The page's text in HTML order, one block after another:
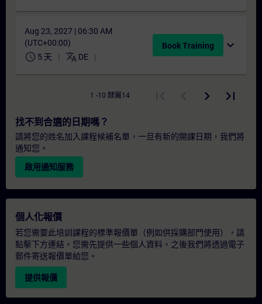
Aug 23, 2027 | 06:30 AM
(UTC+00:00)
schedule 5 天 translate DE
Book Training expand_more
1 -10 隸屬14
找不到合適的日期嗎？
請將您的姓名加入課程候補名單，一旦有新的開課日期，我們將
通知您。
啟用通知服務
個人化報價
若您需要此培訓課程的標準報價單（例如供採購部門使用），請
點擊下方連結。您需先提供一些個人資料，之後我們將透過電子
郵件寄送報價單給您。
提供報價